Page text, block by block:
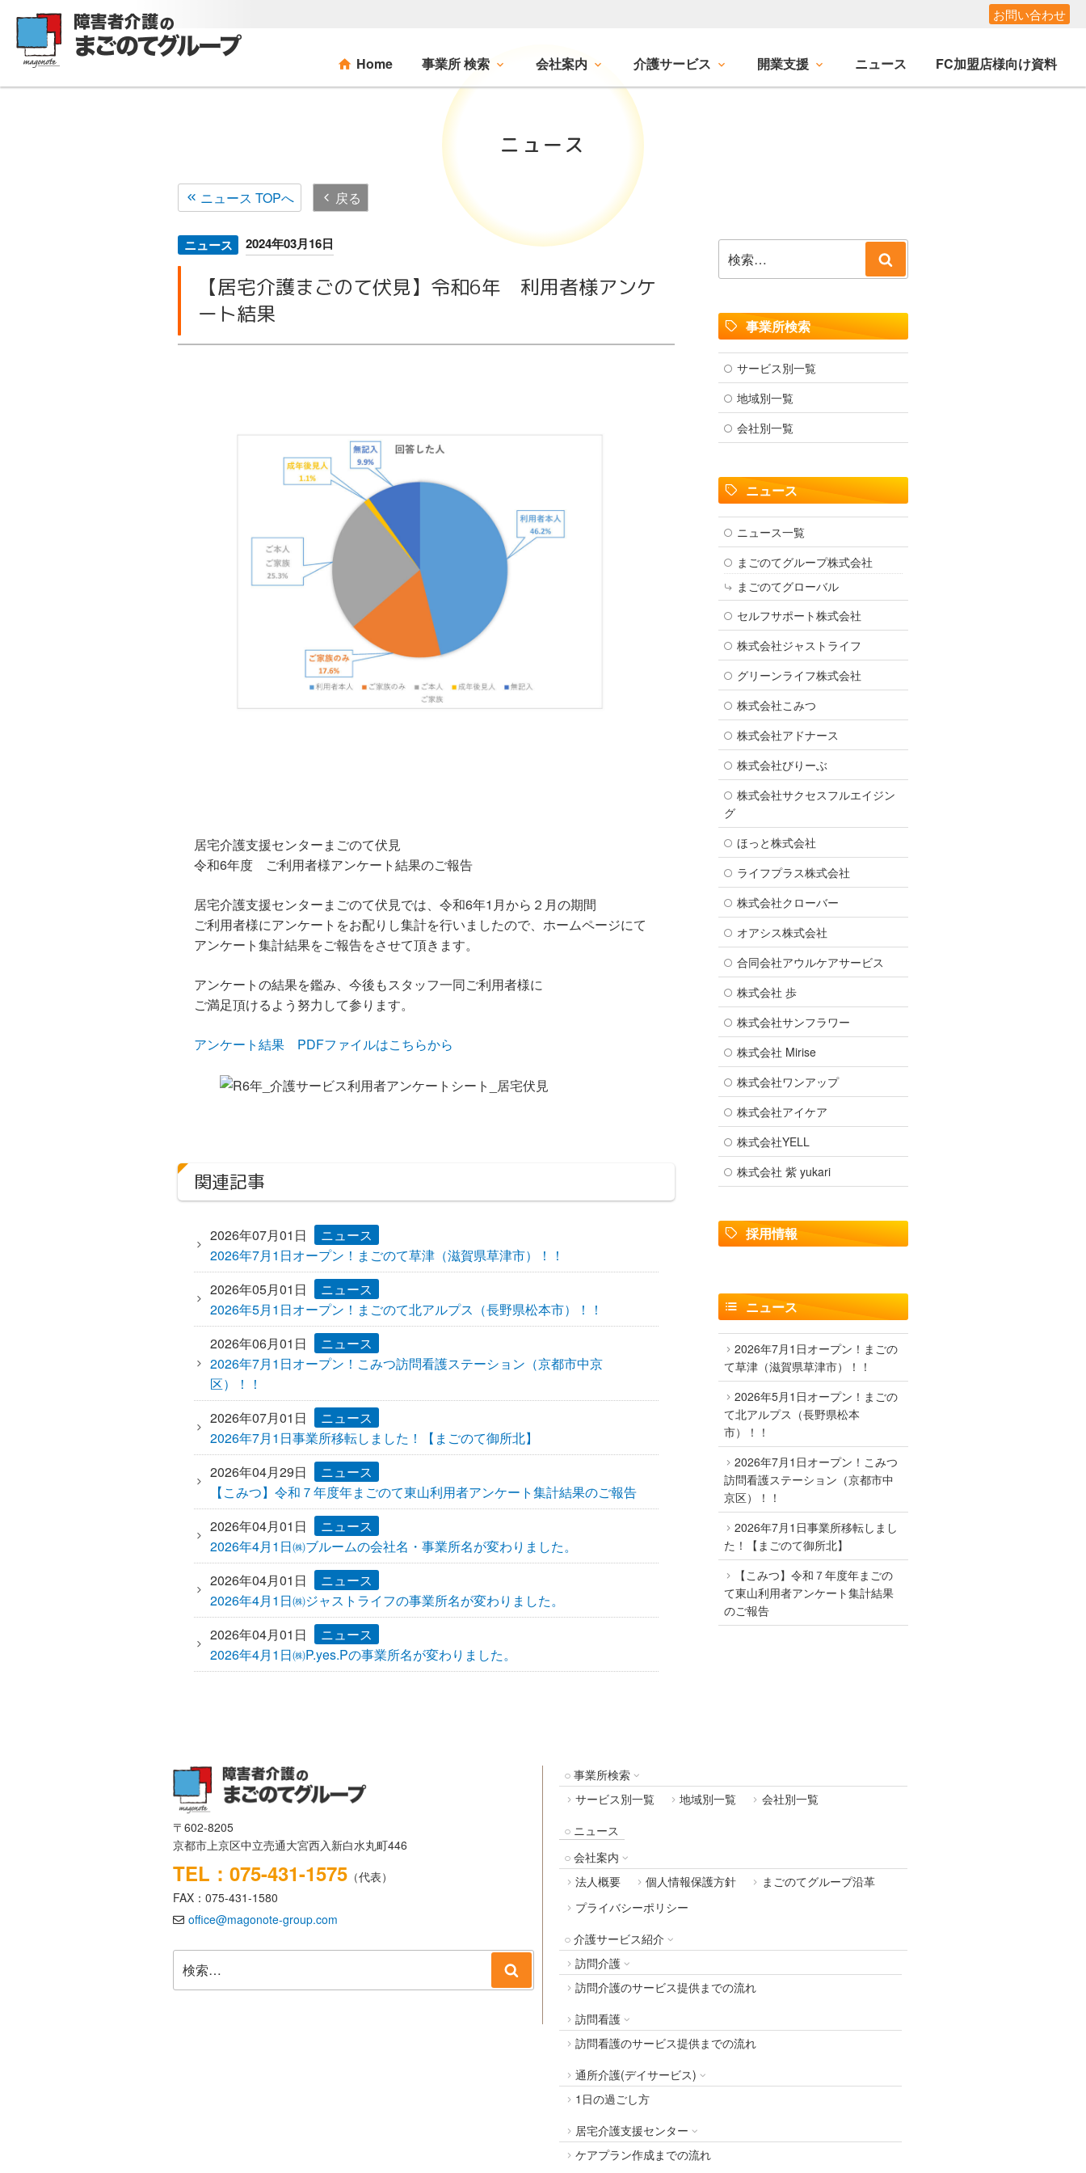
ツ
お問い合わせ
Home 事業所 検索 会社案内 介護サービス 開業支援 ニュース FC加盟店様向け資料
ニュース
ニュース TOPへ 戻る
ニュース 2024年03月16日
【居宅介護まごのて伏見】令和6年 利用者様アンケ
ート結果
居宅介護支援センターまごのて伏見
令和6年度 ご利用者様アンケート結果のご報告
居宅介護支援センターまごのて伏見では、令和6年1月から２月の期間
ご利用者様にアンケートをお配りし集計を行いましたので、ホームページにて
アンケート集計結果をご報告をさせて頂きます。
アンケートの結果を鑑み、今後もスタッフ一同ご利用者様に
ご満足頂けるよう努力して参ります。
アンケート結果 PDFファイルはこちらから
関連記事
2026年07月01日
ニュース
2026年7月1日オープン！まごのて草津（滋賀県草津市）！！
2026年05月01日
ニュース
2026年5月1日オープン！まごのて北アルプス（長野県松本市）！！
2026年06月01日
ニュース
2026年7月1日オープン！こみつ訪問看護ステーション（京都市中京
区）！！
2026年07月01日
ニュース
2026年7月1日事業所移転しました！【まごのて御所北】
2026年04月29日
ニュース
【こみつ】令和７年度年まごのて東山利用者アンケート集計結果のご報告
2026年04月01日
ニュース
2026年4月1日㈱ブルームの会社名・事業所名が変わりました。
2026年04月01日
ニュース
2026年4月1日㈱ジャストライフの事業所名が変わりました。
2026年04月01日
ニュース
2026年4月1日㈱P.yes.Pの事業所名が変わりました。
索:
索
事業所検索
サービス別一覧
地域別一覧
会社別一覧
ニュース
ニュース一覧
まごのてグループ株式会社
まごのてグローバル
セルフサポート株式会社
株式会社ジャストライフ
グリーンライフ株式会社
株式会社こみつ
株式会社アドナース
株式会社びりーぶ
株式会社サクセスフルエイジン
グ
ほっと株式会社
ライフプラス株式会社
株式会社クローバー
オアシス株式会社
合同会社アウルケアサービス
株式会社 歩
株式会社サンフラワー
株式会社 Mirise
株式会社ワンアップ
株式会社アイケア
株式会社YELL
株式会社 紫 yukari
採用情報
ニュース
2026年7月1日オープン！まごの
て草津（滋賀県草津市）！！
2026年5月1日オープン！まごの
て北アルプス（長野県松本
市）！！
2026年7月1日オープン！こみつ
訪問看護ステーション（京都市中
京区）！！
2026年7月1日事業所移転しまし
た！【まごのて御所北】
【こみつ】令和７年度年まごの
て東山利用者アンケート集計結果
のご報告
〒602-8205
京都市上京区中立売通大宮西入新白水丸町446
TEL：075-431-1575 （代表）
FAX：075-431-1580
office@magonote-group.com
索:
索
事業所検索
サービス別一覧
地域別一覧
会社別一覧
ニュース
会社案内
法人概要
個人情報保護方針
まごのてグループ沿革
プライバシーポリシー
介護サービス紹介
訪問介護
訪問介護のサービス提供までの流れ
訪問看護
訪問看護のサービス提供までの流れ
通所介護(デイサービス)
1日の過ごし方
居宅介護支援センター
ケアプラン作成までの流れ